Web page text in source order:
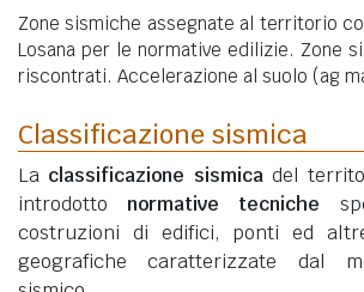
Zone sismiche assegnate al territorio
Losana per le normative edilizie. Zone
riscontrati. Accelerazione al suolo (ag
Classificazione sismica
La classificazione sismicadel
introdotto normative tecniche
costruzioni di edifici, ponti ed
geografiche caratterizzate dal